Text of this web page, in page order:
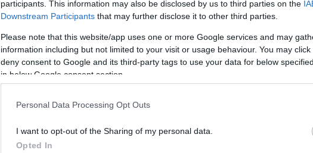
participants. This information may also be disclosed by us to third parties on the
Downstream Participants that may further disclose it to other third parties.
Please note that this website/app uses one or more Google services and may
information including but not limited to your visit or usage behaviour. You may
deny consent to Google and its third-party tags to use your data for below
in below Google consent section.
Personal Data Processing Opt Outs
I want to opt-out of the Sharing of my personal data.
Opted In